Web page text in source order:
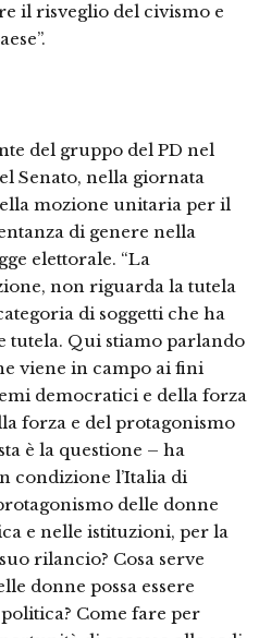
il risveglio del civismo e
del gruppo del PD nel
Senato, nella giornata
mozione unitaria per il
di genere nella
elettorale. “La
non riguarda la tutela
di soggetti che ha
tutela. Qui stiamo parlando
viene in campo ai fini
democratici e della forza
forza e del protagonismo
è la questione – ha
condizione l’Italia di
delle donne
e nelle istituzioni, per la
rilancio? Cosa serve
donne possa essere
Come fare per